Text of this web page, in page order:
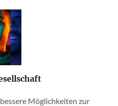
Möglichkeiten zur